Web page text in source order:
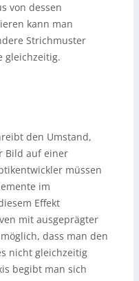
von dessen
kann man
Strichmuster
gleichzeitig.
den Umstand,
Bild auf einer
müssen
im
Effekt
mit ausgeprägter
dass man den
nicht gleichzeitig
begibt man sich